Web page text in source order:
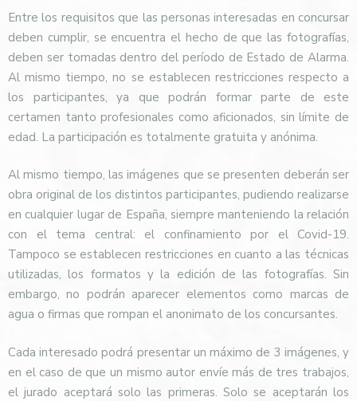
Entre los requisitos que las personas interesadas en concursar
deben cumplir, se encuentra el hecho de que las fotografías,
deben ser tomadas dentro del período de Estado de Alarma.
Al mismo tiempo, no se establecen restricciones respecto a
los participantes, ya que podrán formar parte de este
certamen tanto profesionales como aficionados, sin límite de
edad. La participación es totalmente gratuita y anónima.
Al mismo tiempo, las imágenes que se presenten deberán ser
obra original de los distintos participantes, pudiendo realizarse
en cualquier lugar de España, siempre manteniendo la relación
con el tema central: el confinamiento por el Covid-19.
Tampoco se establecen restricciones en cuanto a las técnicas
utilizadas, los formatos y la edición de las fotografías. Sin
embargo, no podrán aparecer elementos como marcas de
agua o firmas que rompan el anonimato de los concursantes.
Cada interesado podrá presentar un máximo de 3 imágenes, y
en el caso de que un mismo autor envíe más de tres trabajos,
el jurado aceptará solo las primeras. Solo se aceptarán los